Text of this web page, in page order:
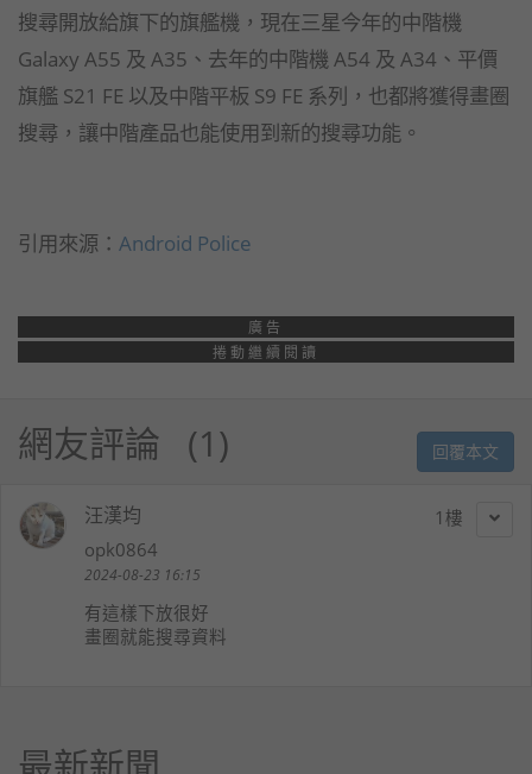
搜尋開放給旗下的旗艦機，現在三星今年的中階機
Galaxy A55 及 A35、去年的中階機 A54 及 A34、平價
旗艦 S21 FE 以及中階平板 S9 FE 系列，也都將獲得畫圈
搜尋，讓中階產品也能使用到新的搜尋功能。
引用來源： Android Police
廣告
捲動繼續閱讀
網友評論 1 回覆本文
1
汪漢均
opk0864
2024-08-23 16:15
有這樣下放很好
畫圈就能搜尋資料